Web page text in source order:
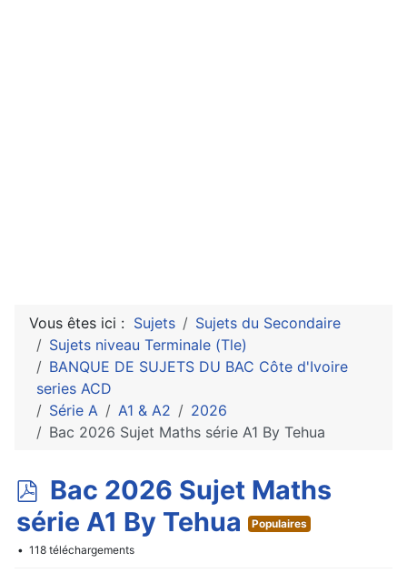
Vous êtes ici : Sujets
Sujets du Secondaire
Sujets niveau Terminale (Tle)
BANQUE DE SUJETS DU BAC Côte d'Ivoire
series ACD
Série A
A1 & A2
2026
Bac 2026 Sujet Maths série A1 By Tehua
p
d
f
Bac 2026 Sujet Maths
série A1 By Tehua
Populaires
118 téléchargements